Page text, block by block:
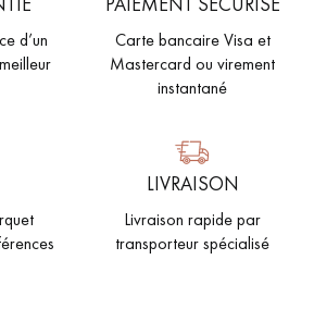
d’un
Carte bancaire Visa et
Mastercard ou virement
instantané
LIVRAISON
Livraison rapide par
transporteur spécialisé